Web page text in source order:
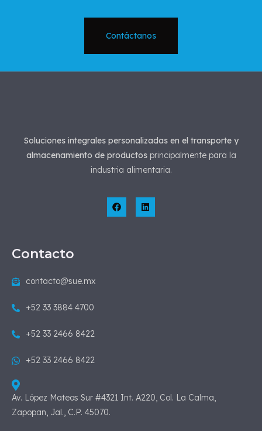
Contáctanos
Soluciones integrales personalizadas en el transporte y
almacenamiento de productosprincipalmente para la
industria alimentaria.
Contacto
contacto@sue.mx
+52 33 3884 4700
+52 33 2466 8422
+52 33 2466 8422
Av. López Mateos Sur #4321 Int. A220, Col. La Calma,
Zapopan, Jal., C.P. 45070.